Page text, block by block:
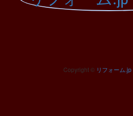
Copyright © リフォーム.jp